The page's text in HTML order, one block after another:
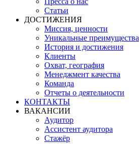
Статьи
ДОСТИЖЕНИЯ
Миссия, ценности
Уникальные преимущества
История и достижения
Клиенты
Охват, география
Менеджмент качества
Команда
Отчеты о деятельности
КОНТАКТЫ
ВАКАНСИИ
Аудитор
Ассистент аудитора
Стажёр